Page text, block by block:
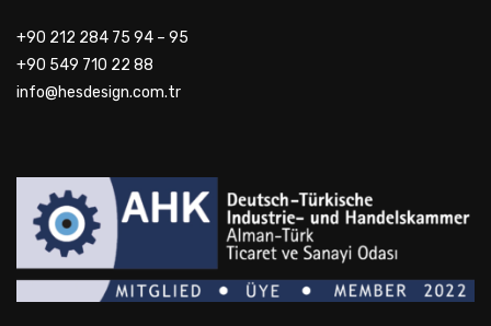
+90 212 284 75 94 – 95
+90 549 710 22 88
info@hesdesign.com.tr